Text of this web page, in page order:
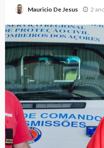
Mauricio De Jesus 2